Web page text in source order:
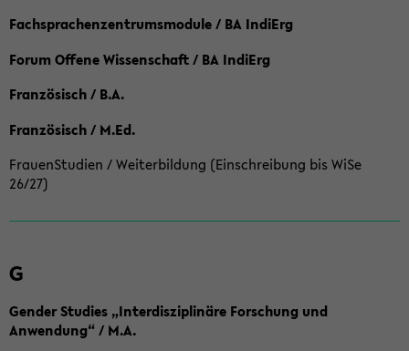
Fachsprachenzentrumsmodule / BA IndiErg
Forum Offene Wissenschaft / BA IndiErg
Französisch / B.A.
Französisch / M.Ed.
FrauenStudien / Weiterbildung (Einschreibung bis WiSe
26/27)
G
Gender Studies „Interdisziplinäre Forschung und
Anwendung“ / M.A.